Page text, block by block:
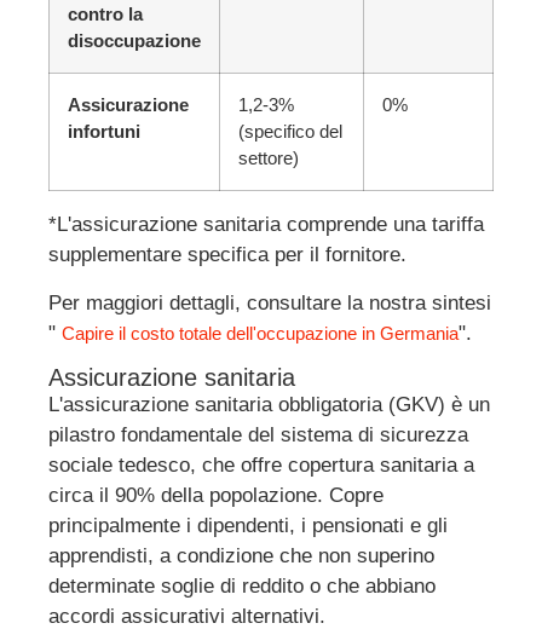
contro la
disoccupazione
Assicurazione
infortuni
1,2-3%
(specifico del
settore)
0%
*L'assicurazione sanitaria comprende una tariffa
supplementare specifica per il fornitore.
Per maggiori dettagli, consultare la nostra sintesi
" Capire il costo totale dell'occupazione in Germania".
Assicurazione sanitaria
L'assicurazione sanitaria obbligatoria (GKV) è un
pilastro fondamentale del sistema di sicurezza
sociale tedesco, che offre copertura sanitaria a
circa il 90% della popolazione. Copre
principalmente i dipendenti, i pensionati e gli
apprendisti, a condizione che non superino
determinate soglie di reddito o che abbiano
accordi assicurativi alternativi.